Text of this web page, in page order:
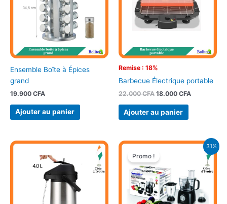
Ensemble Boîte à Épices
grand
19.900 CFA
Ajouter au panier
Remise : 18%
Barbecue Électrique portable
22.000CFA 18.000 CFA
Ajouter au panier
31%
Promo !
Le
initial
était :
64.900 CFA.
Le
actuel
est :
45.000